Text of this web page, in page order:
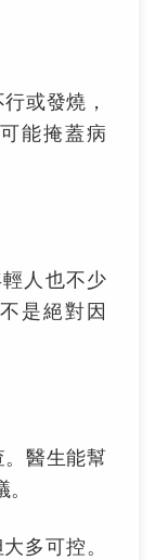
或發燒，
能掩蓋病
人也不少
是絕對因
醫生能幫
多可控。